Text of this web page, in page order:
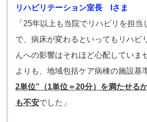
リハビリテーション室長 Iさま
「25年以上も当院でリハビリを担当
で、病床が変わるといってもリハビ
んへの影響はそれほど心配していま
よりも、地域包括ケア病棟の施設基
2単位”（1単位＝20分）を満たせる
も不安でした」